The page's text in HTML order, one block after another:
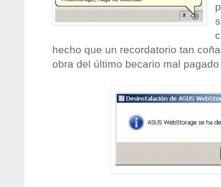
hecho que un recordatorio tan
obra del último becario mal